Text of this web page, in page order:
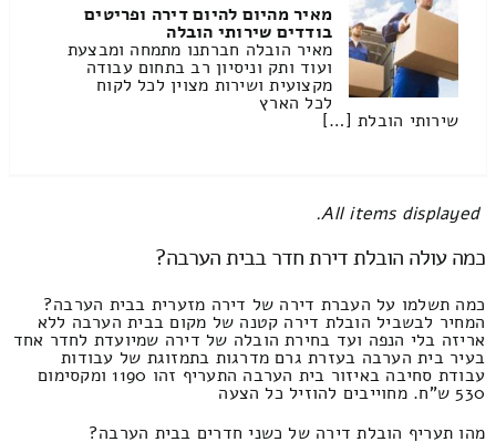
מאיר מהיום להיום דירה ופריטים
בודדים שירותי הובלה
מאיר הובלה חברתנו מתמחה ומבצעת
ועוד ותק וניסיון רב בתחום עבודה
מקצועית ושירות מצוין לכל לקוח
לכל הארץ
שירותי הובלת […]
All items displayed.
כמה עולה הובלת דירת חדר בבית הערבה?
כמה תשלמו על העברת דירה של דירה מזערית בבית הערבה?
המחיר לבשביל הובלת דירה קטנה של מקום בבית הערבה ללא
אריזה בלי הנפה ועד בחירת הובלה של דירה שמיועדת לחדר אחד
בעיר בית הערבה בעזרת גרם מדרגות בתמזוגת של עבודות
עבודת סחיבה באיזור בית הערבה התעריף זהו 1190 ומקסימום
530 ש"ח. מחוייבים להוזיל כל הצעה
מהו תעריף הובלת דירה של כשני חדרים בבית הערבה?